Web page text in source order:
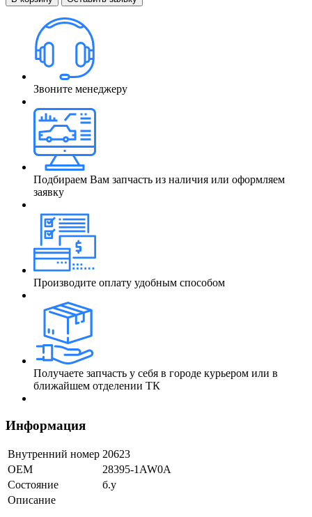
Звоните менеджеру
Подбираем Вам запчасть из наличия или оформляем
заявку
Производите оплату удобным способом
Получаете запчасть у себя в городе курьером или в
ближайшем отделении ТК
Информация
Внутренний номер 20623
ОЕМ
28395-1AW0A
Состояние
б.у
Описание